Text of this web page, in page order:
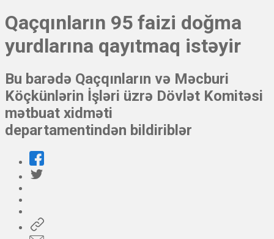
Qaçqınların 95 faizi doğma
yurdlarına qayıtmaq istəyir
Bu barədə Qaçqınların və Məcburi
Köçkünlərin İşləri üzrə Dövlət Komitəsi
mətbuat xidməti
departamentindən bildiriblər